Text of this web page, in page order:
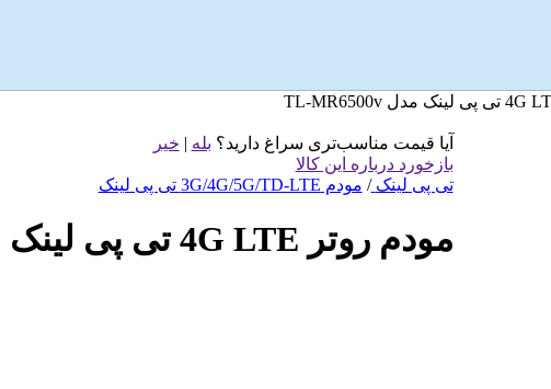
آیا قیمت مناسب‌تری سراغ دارید؟ بله | خیر
بازخورد درباره این کالا
تی پی لینک / مودم 3G/4G/5G/TD-LTE تی پی لینک
مودم روتر 4G LTE تی پی لینک مدل TL-MR6500v